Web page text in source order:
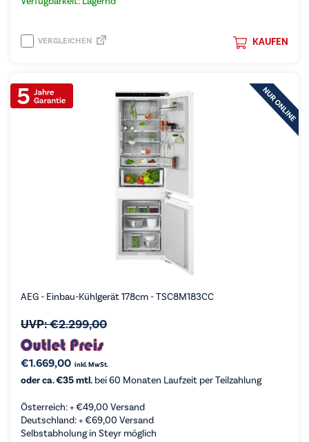
KAUFEN
VERGLEICHEN
AEG - Einbau-Kühlgerät 178cm - TSC8M183CC
UVP:€2.299,00
€1.669,00 inkl. MwSt.
oder ca. €35 mtl. bei 60 Monaten Laufzeit per Teilzahlung
Österreich: +€49,00 Versand
Deutschland: +€69,00 Versand
Selbstabholung in Steyr möglich